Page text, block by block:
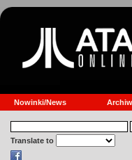
Nowinki/News
Translate to